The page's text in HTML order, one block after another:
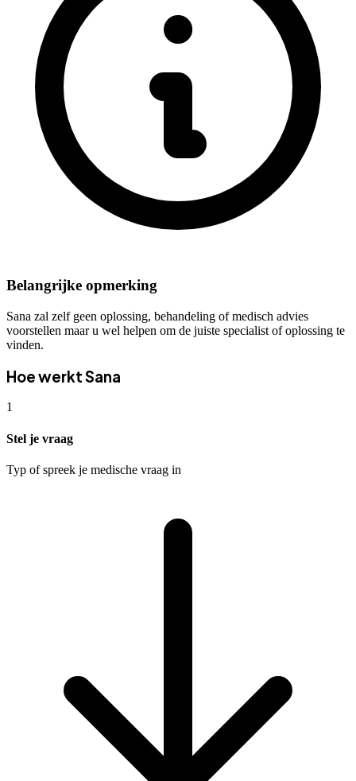
Belangrijke opmerking
Sana zal zelf geen oplossing, behandeling of medisch advies
voorstellen maar u wel helpen om de juiste specialist of oplossing te
vinden.
Hoe werkt Sana
1
Stel je vraag
Typ of spreek je medische vraag in